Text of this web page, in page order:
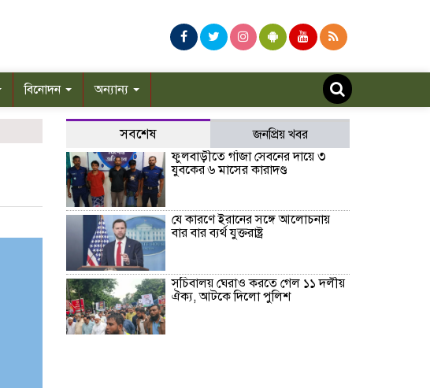
বিনোদন অন্যান্য
সবশেষ
জনপ্রিয় খবর
ফুলবাড়ীতে গাঁজা সেবনের দায়ে ৩
যুবকের ৬ মাসের কারাদণ্ড
যে কারণে ইরানের সঙ্গে আলোচনায়
বার বার ব্যর্থ যুক্তরাষ্ট্র
সচিবালয় ঘেরাও করতে গেল ১১ দলীয়
ঐক্য, আটকে দিলো পুলিশ